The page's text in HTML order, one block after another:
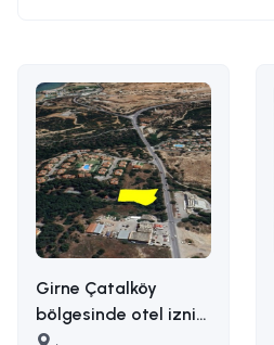
Girne Çatalköy
bölgesinde otel izni
alınmış 2173m2 satılık
,